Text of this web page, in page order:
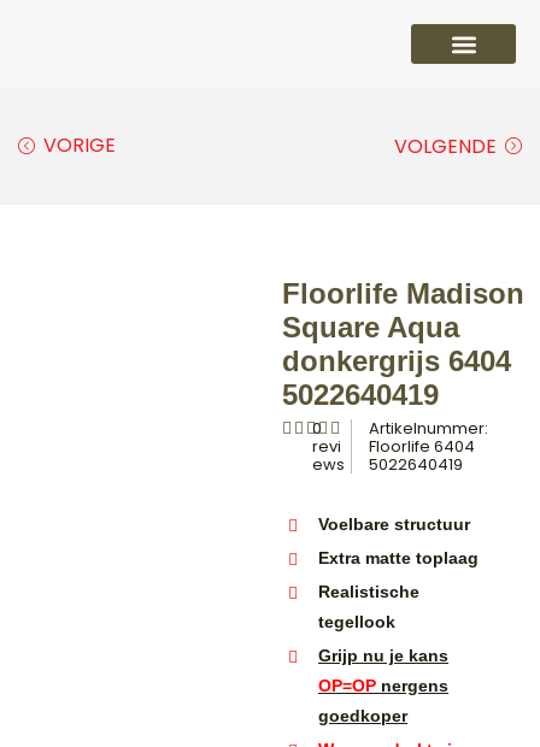
VORIGE VOLGENDE
Floorlife Madison
Square Aqua
donkergrijs 6404
5022640419
0
revi
ews
Artikelnummer:
Floorlife 6404
5022640419
Voelbare structuur
Extra matte toplaag
Realistische
tegellook
Grijp nu je kans
OP=OP nergens
goedkoper